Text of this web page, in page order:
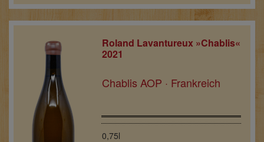
Roland Lavantureux »Chablis«
2021
Chablis AOP · Frankreich
0,75l